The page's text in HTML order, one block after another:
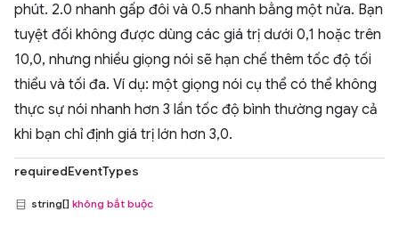
phút. 2.0 nhanh gấp đôi và 0.5 nhanh bằng một nửa. Bạn
tuyệt đối không được dùng các giá trị dưới 0,1 hoặc trên
10,0, nhưng nhiều giọng nói sẽ hạn chế thêm tốc độ tối
thiểu và tối đa. Ví dụ: một giọng nói cụ thể có thể không
thực sự nói nhanh hơn 3 lần tốc độ bình thường ngay cả
khi bạn chỉ định giá trị lớn hơn 3,0.
requiredEventTypes
string[] không bắt buộc